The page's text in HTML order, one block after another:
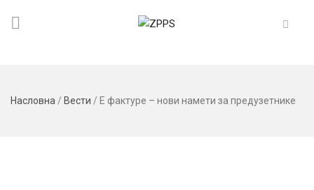
Насловна / Вести / Е фактуре – нови намети за предузетнике